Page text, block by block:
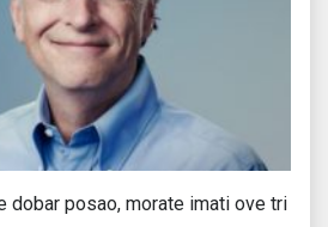
dobar posao, morate imati ove tri